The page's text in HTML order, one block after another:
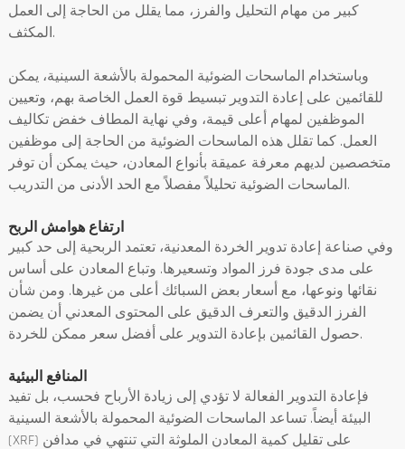
كبير من مهام التحليل والفرز، مما يقلل من الحاجة إلى العمل
المكثف.
وباستخدام الماسحات الضوئية المحمولة بالأشعة السينية، يمكن
للقائمين على إعادة التدوير تبسيط قوة العمل الخاصة بهم، وتعيين
الموظفين لمهام أعلى قيمة، وفي نهاية المطاف خفض تكاليف
العمل. كما تقلل هذه الماسحات الضوئية من الحاجة إلى موظفين
متخصصين لديهم معرفة عميقة بأنواع المعادن، حيث يمكن أن توفر
الماسحات الضوئية تحليلاً مفصلاً مع الحد الأدنى من التدريب.
ارتفاع هوامش الربح
وفي صناعة إعادة تدوير الخردة المعدنية، تعتمد الربحية إلى حد كبير
على مدى جودة فرز المواد وتسعيرها. وتباع المعادن على أساس
نقائها ونوعها، مع أسعار بعض السبائك أعلى من غيرها. ومن شأن
الفرز الدقيق والتعرف الدقيق على المحتوى المعدني أن يضمن
حصول القائمين بإعادة التدوير على أفضل سعر ممكن للخردة.
المنافع البيئية
فإعادة التدوير الفعالة لا تؤدي إلى زيادة الأرباح فحسب، بل تفيد
البيئة أيضاً. تساعد الماسحات الضوئية المحمولة بالأشعة السينية
(XRF) على تقليل كمية المعادن الملوثة التي تنتهي في مدافن